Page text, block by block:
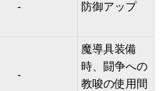
- 防御アップ
-
魔導具装備
時、闘争への
教唆の使用間